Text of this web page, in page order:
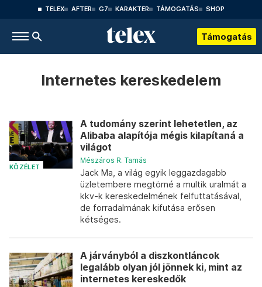
TELEX AFTER G7 KARAKTER TÁMOGATÁS SHOP
Támogatás
Internetes kereskedelem
KÖZÉLET
A tudomány szerint lehetetlen, az
Alibaba alapítója mégis kilapítaná a
világot
Mészáros R. Tamás
Jack Ma, a világ egyik leggazdagabb
üzletembere megtörné a multik uralmát a
kkv-k kereskedelmének felfuttatásával,
de forradalmának kifutása erősen
kétséges.
A járványból a diszkontláncok
legalább olyan jól jönnek ki, mint az
internetes kereskedők